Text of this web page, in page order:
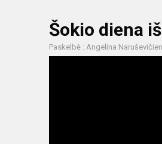
Šokio diena
Paskelbė : Angelina